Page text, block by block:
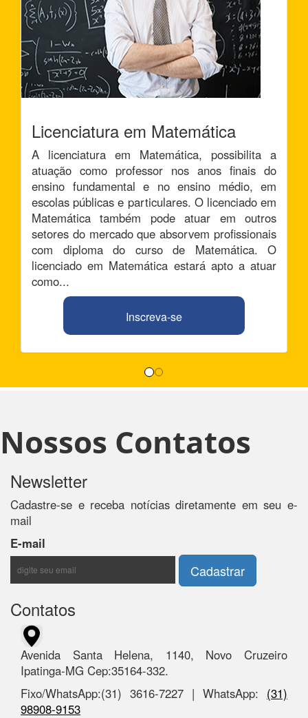
Licenciatura em Matemática
A licenciatura em Matemática, possibilita a
atuação como professor nos anos finais do
ensino fundamental e no ensino médio, em
escolas públicas e particulares. O licenciado em
Matemática também pode atuar em outros
setores do mercado que absorvem profissionais
com diploma do curso de Matemática. O
licenciado em Matemática estará apto a atuar
como...
Inscreva-se
Nossos Contatos
Newsletter
Cadastre-se e receba notícias diretamente em seu e-
mail
E-mail
Contatos
Avenida Santa Helena, 1140, Novo Cruzeiro
Ipatinga-MG Cep:35164-332.
Fixo/WhatsApp:(31) 3616-7227 | WhatsApp: (31)
98908-9153